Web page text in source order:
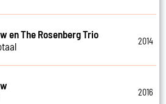
en The Rosenberg Trio
2014
2016